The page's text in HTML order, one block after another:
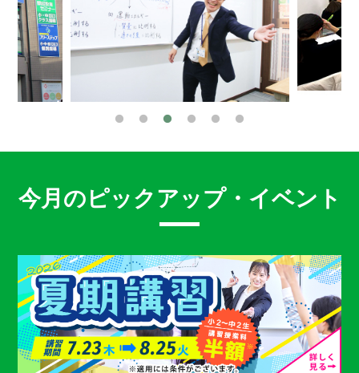
今月のピックアップ・イベント